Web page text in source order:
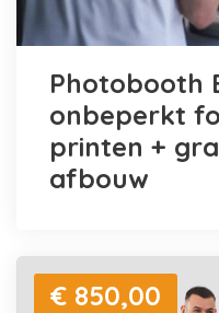
Photobooth
onbeperkt
printen +
afbouw
€ 850,00